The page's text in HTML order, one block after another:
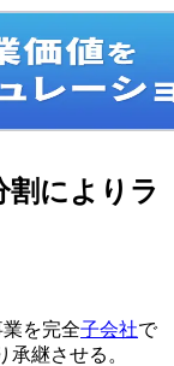
割によりラ
を完全子会社で
承継させる。